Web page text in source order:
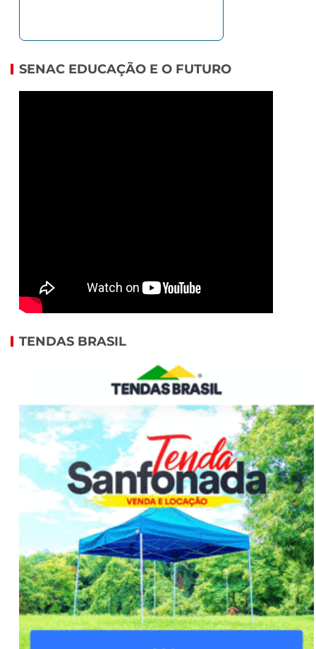
SENAC EDUCAÇÃO E O FUTURO
TENDAS BRASIL